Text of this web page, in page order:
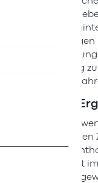
Bevölkerung
die letzten
Zentrale
Die
August